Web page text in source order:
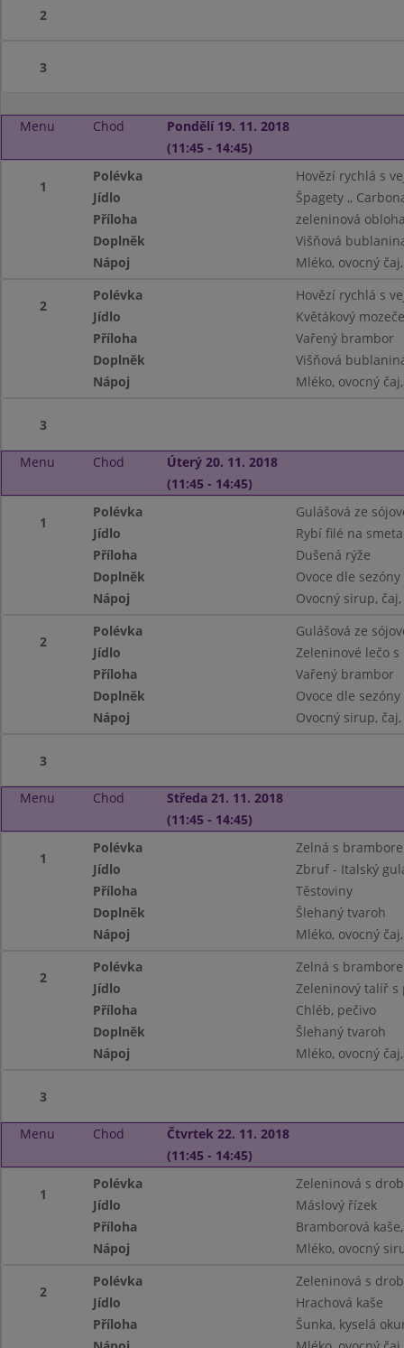
2
3
Menu Chod
Pondělí 19. 11. 2018
(11:45 - 14:45)
1
Polévka
Hovězí rychlá s
Jídlo
Špagety ,,
Příloha
zeleninová
Doplněk
Višňová
Nápoj
Mléko, ovocný
2
Polévka
Hovězí rychlá s
Jídlo
Květákový
Příloha
Vařený brambor
Doplněk
Višňová
Nápoj
Mléko, ovocný
3
Menu Chod
Úterý 20. 11. 2018
(11:45 - 14:45)
1
Polévka
Gulášová ze
Jídlo
Rybí filé na
Příloha
Dušená rýže
Doplněk
Ovoce dle sezóny
Nápoj
Ovocný sirup,
2
Polévka
Gulášová ze
Jídlo
Zeleninové lečo
Příloha
Vařený brambor
Doplněk
Ovoce dle sezóny
Nápoj
Ovocný sirup,
3
Menu Chod
Středa 21. 11. 2018
(11:45 - 14:45)
1
Polévka
Zelná s
Jídlo
Zbruf - Italský
Příloha
Těstoviny
Doplněk
Šlehaný tvaroh
Nápoj
Mléko, ovocný
2
Polévka
Zelná s
Jídlo
Zeleninový talíř s
Příloha
Chléb, pečivo
Doplněk
Šlehaný tvaroh
Nápoj
Mléko, ovocný
3
Menu Chod
Čtvrtek 22. 11. 2018
(11:45 - 14:45)
1
Polévka
Zeleninová s
Jídlo
Máslový řízek
Příloha
Bramborová
Nápoj
Mléko, ovocný
2
Polévka
Zeleninová s
Jídlo
Hrachová kaše
Příloha
Šunka, kyselá